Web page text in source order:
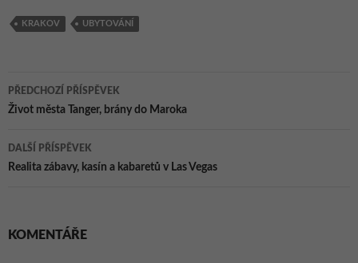
KRAKOV UBYTOVÁNÍ
Navigace
pro
příspěvky
PŘEDCHOZÍ PŘÍSPĚVEK
Život města Tanger, brány do Maroka
DALŠÍ PŘÍSPĚVEK
Realita zábavy, kasín a kabaretů v Las Vegas
KOMENTÁŘE